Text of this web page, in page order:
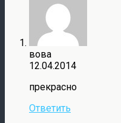
вова
12.04.2014
прекрасно
Ответить